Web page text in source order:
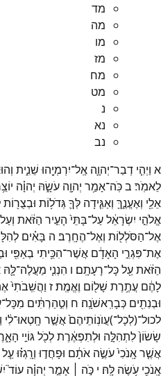
מד
מה
מו
מז
מח
מט
נ
נא
נב
א וַיְהִ֧י דְבַר־יְהוָ֛ה אֶֽל־יִרְמְיָ֖הוּ שֵׁנִ֑ית
לֵאמֹֽר׃ בכֹּֽה־אָמַ֥ר יְהוָ֖ה עֹשָׂ֑הּ יְהוָ֗ה
אֵלַ֖י וְאֶעֱנֶ֑ךָּ וְאַגִּ֧ידָה לְּךָ֛גְּדֹל֥וֹת וּבְצֻר֖וֹת
אֱלֹהֵ֣י יִשְׂרָאֵ֔לעַל־בָּתֵּי֙ הָעִ֣יר הַזֹּ֔את
אֶל־הַסֹּלְל֖וֹת וְאֶל־הֶחָֽרֶב׃ ה בָּאִ֗ים
אֶת־פִּגְרֵ֣י הָאָדָ֔ם אֲשֶׁר־הִכֵּ֥יתִי בְאַפִּ֖י
הַזֹּ֔אתעַ֖לכָּל־רָעָתָֽם׃ ו הִנְנִ֧י מַעֲלֶה־לָּ֛הּ
לָהֶ֔ם עֲתֶ֥רֶת שָׁל֖וֹם וֶאֱמֶֽת׃ז וַהֲשִֽׁבֹתִי֙
וּבְנִתִ֖ים כְּבָרִֽאשֹׁנָֽה׃ ח וְטִ֣הַרְתִּ֔ים מִכָּל־
לכול־(לְכָל־)עֲוֺנֽוֹתֵיהֶם֙אֲשֶׁ֣ר חָֽטְאוּ־לִ֔י
שָׂשׂוֹן֙לִתְהִלָּ֣ה וּלְתִפְאֶ֔רֶתלְכֹ֖לגּוֹיֵ֣י
אֲשֶׁ֤ראָֽנֹכִי֙עֹשֶׂ֣ה אֹתָ֔ם וּפָחֲד֣וּ וְרָֽגְז֗וּעַ֤ל
אָֽנֹכִ֖י עֹ֥שֶׂה לָּֽהּ׃ י כֹּ֣ה ׀ אָמַ֣ר יְהוָ֗ה עוֹד֮